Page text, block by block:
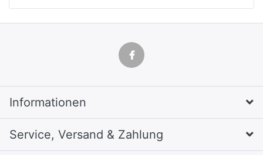
Informationen
Service, Versand & Zahlung